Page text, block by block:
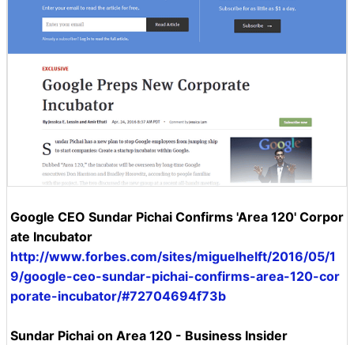
Google CEO Sundar Pichai Confirms 'Area 120' Corpor
ate Incubator
http://www.forbes.com/sites/miguelhelft/2016/05/1
9/google-ceo-sundar-pichai-confirms-area-120-cor
porate-incubator/#72704694f73b
Sundar Pichai on Area 120 - Business Insider